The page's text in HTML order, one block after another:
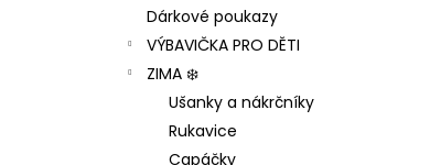
Dárkové poukazy
VÝBAVIČKA PRO DĚTI
ZIMA ❄️
Ušanky a nákrčníky
Rukavice
Capáčky